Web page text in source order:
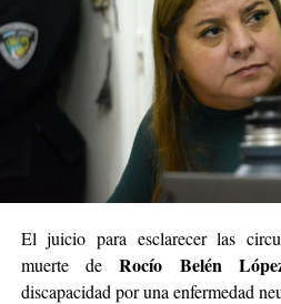
El juicio para esclarecer las
muerte de Rocío Belén
discapacidad por una enfermedad